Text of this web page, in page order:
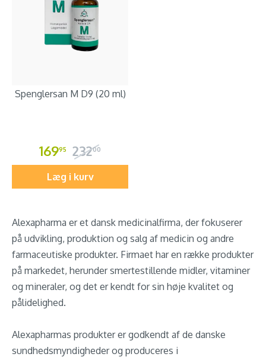
Spenglersan M D9 (20 ml)
16995 23200
Læg i kurv
Alexapharma er et dansk medicinalfirma, der fokuserer
på udvikling, produktion og salg af medicin og andre
farmaceutiske produkter. Firmaet har en række produkter
på markedet, herunder smertestillende midler, vitaminer
og mineraler, og det er kendt for sin høje kvalitet og
pålidelighed.
Alexapharmas produkter er godkendt af de danske
sundhedsmyndigheder og produceres i